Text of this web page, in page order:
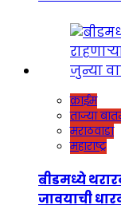
क्राईम
ताज्या
मराठवाडा
महाराष्ट्र
बीडमध्ये
जावयाची